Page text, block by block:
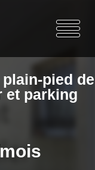
pied de
et parking